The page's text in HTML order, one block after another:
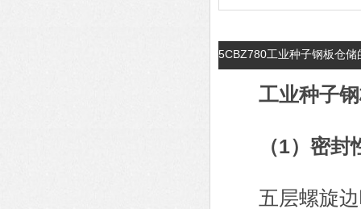
5CBZ780工业种子钢板仓储
工业种子
（1）密封
五层螺旋边